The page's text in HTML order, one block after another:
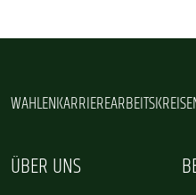
WAHLENKARRIEREARBEITSKREISE
ÜBER UNS